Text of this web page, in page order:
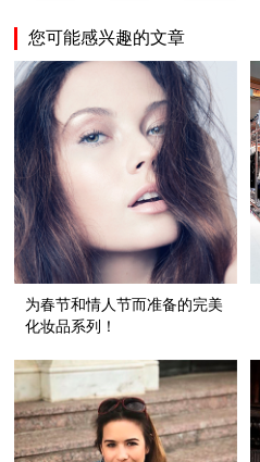
您可能感兴趣的文章
为春节和情人节而准备的完美
化妆品系列！